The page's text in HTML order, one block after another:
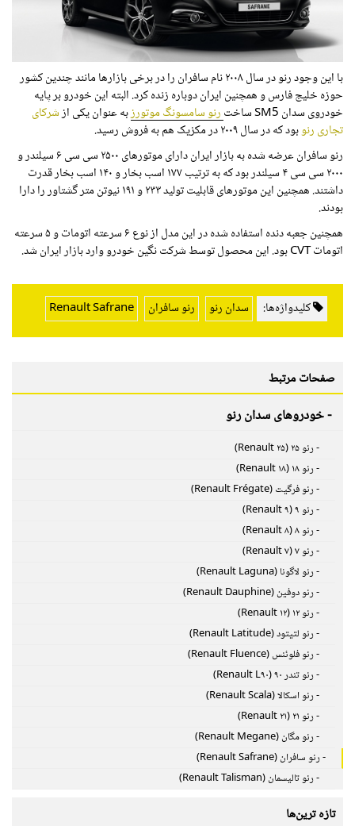
با این وجود رنو در سال ۲۰۰۸ نام سافران را در برخی بازارها مانند چندین کشور
حوزه خلیج فارس و همچنین ایران دوباره زنده کرد. البته این خودرو بر پایه
خودروی سدان
ساخترنو سامسونگ موتورزبه عنوان یکی ازشرکای
تجاری رنوبود که در سال ۲۰۰۹ در مکزیک هم به فروش رسید.
رنو سافران عرضه شده به بازار ایران دارای موتورهای ۲۵۰۰ سی سی ۶ سیلندر و
۲۰۰۰ سی سی ۴ سیلندر بود که به ترتیب ۱۷۷ اسب بخار و ۱۴۰ اسب بخار قدرت
داشتند. همچنین این موتورهای قابلیت تولید ۲۳۳ و ۱۹۱ نیوتن متر گشتاور را دارا
بودند.
همچنین جعبه دنده استفاده شده در این مدل از نوع ۶ سرعته اتومات و ۵ سرعته
اتوماتCVT بود. این محصول توسط شرکت نگین خودرو وارد بازار ایران شد.
کلیدواژه‌ها: سدان رنو رنو سافران Renault Safrane
صفحات مرتبط
- خودروهای سدان رنو
- رنو ۲۵ (Renault ۲۵)
- رنو ۱۸ (Renault ۱۸)
- رنو فرگیت (Renault Frégate)
- رنو ۹ (Renault ۹)
- رنو ۸ (Renault ۸)
- رنو ۷ (Renault ۷)
- رنو لاگونا (Renault Laguna)
- رنو دوفین (Renault Dauphine)
- رنو ۱۲ (Renault ۱۲)
- رنو لتیتود (Renault Latitude)
- رنو فلوئنس (Renault Fluence)
- رنو تندر ۹۰ (Renault L۹۰)
- رنو اسکالا (Renault Scala)
- رنو ۲۱ (Renault ۲۱)
- رنو مگان (Renault Megane)
- رنو سافران (Renault Safrane)
- رنو تالیسمان (Renault Talisman)
تازه ترین‌ها